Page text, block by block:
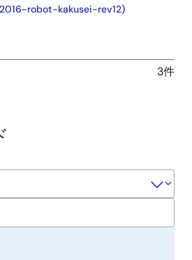
robot-kakusei-rev12)
3件